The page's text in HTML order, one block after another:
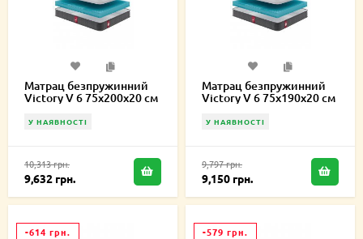
Матрац безпружинний
Victory V 6 75х200х20 см
У НАЯВНОСТІ
10,313 грн.
9,632 грн.
Матрац безпружинний
Victory V 6 75х190х20 см
У НАЯВНОСТІ
9,797 грн.
9,150 грн.
-614 грн. -579 грн.